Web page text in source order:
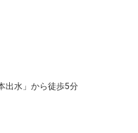
出水」から徒歩5分